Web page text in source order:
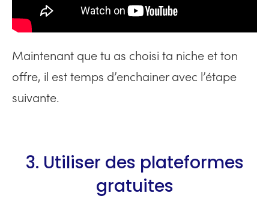
Maintenant que tu as choisi ta niche et ton
offre, il est temps d’enchainer avec l’étape
suivante.
3. Utiliser des plateformes
gratuites